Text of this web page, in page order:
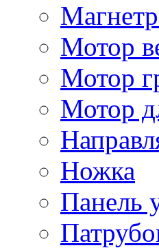
Мотор
Мотор
Мотор
Ножка
Панель